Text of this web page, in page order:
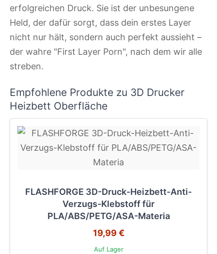
erfolgreichen Druck. Sie ist der unbesungene
Held, der dafür sorgt, dass dein erstes Layer
nicht nur hält, sondern auch perfekt aussieht –
der wahre "First Layer Porn", nach dem wir alle
streben.
Empfohlene Produkte zu 3D Drucker
Heizbett Oberfläche
FLASHFORGE 3D-Druck-Heizbett-Anti-
Verzugs-Klebstoff für
PLA/ABS/PETG/ASA-Materia
19,99 €
Auf Lager